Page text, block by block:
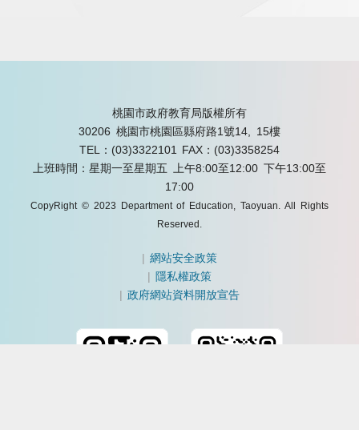
桃園市政府教育局版權所有
30206 桃園市桃園區縣府路1號14, 15樓
TEL：(03)3322101
FAX：(03)3358254
上班時間：星期一至星期五 上午8:00至12:00 下午13:00至
17:00
CopyRight © 2023 Department of Education, Taoyuan. All Rights
Reserved.
|網站安全政策
| 隱私權政策
|政府網站資料開放宣告